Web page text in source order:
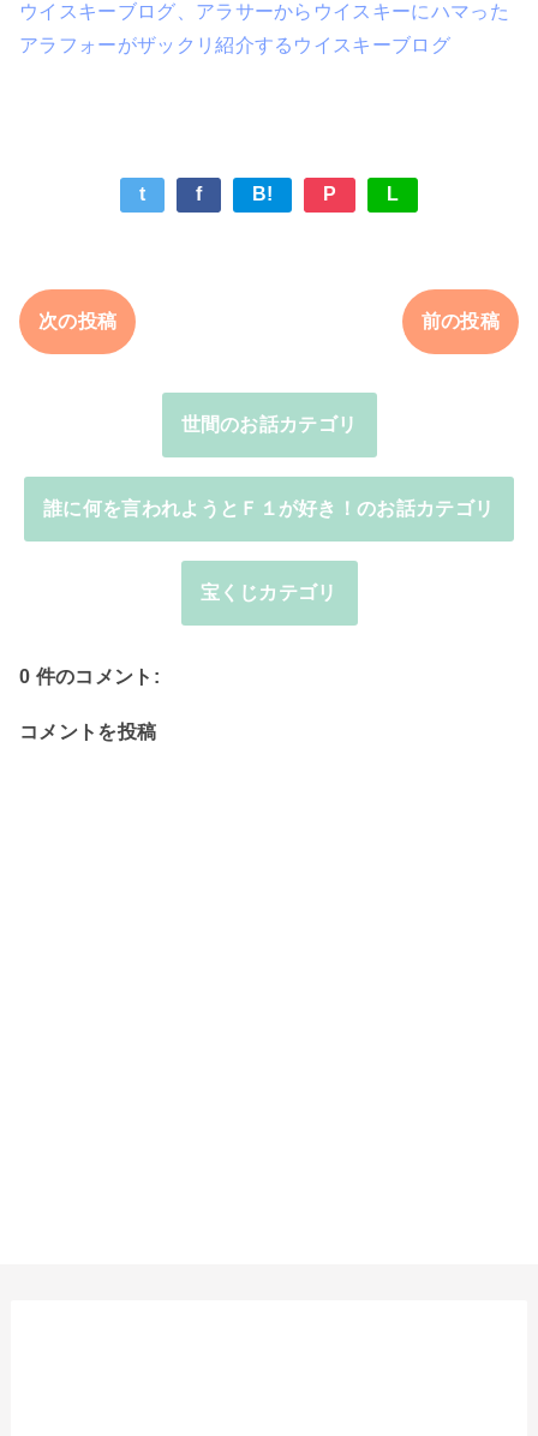
ウイスキーブログ、アラサーからウイスキーにハマった
アラフォーがザックリ紹介するウイスキーブログ
t f B! P L
次の投稿 前の投稿
世間のお話カテゴリ
誰に何を言われようとＦ１が好き！のお話カテゴリ
宝くじカテゴリ
0 件のコメント:
コメントを投稿